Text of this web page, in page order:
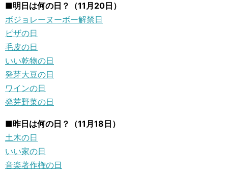
■明日は何の日？（11月20日）
ボジョレーヌーボー解禁日
ピザの日
毛皮の日
いい乾物の日
発芽大豆の日
ワインの日
発芽野菜の日
■昨日は何の日？（11月18日）
土木の日
いい家の日
音楽著作権の日